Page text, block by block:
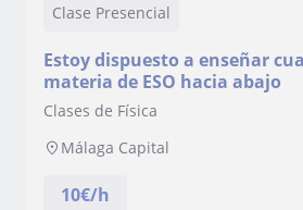
Clase Presencial
Estoy dispuesto a enseñar
materia de ESO hacia abajo
Clases de Física
Málaga Capital
10€/h